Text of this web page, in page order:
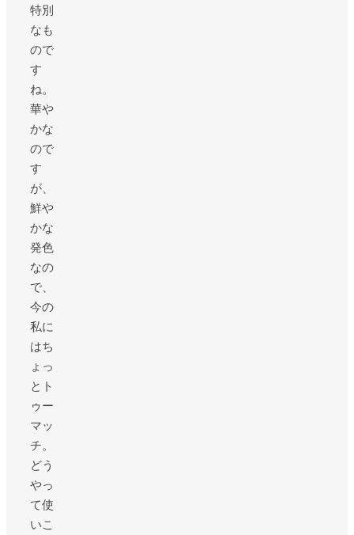
特別
なも
ので
す
ね。
華や
かな
ので
す
が、
鮮や
かな
発色
なの
で、
今の
私に
はち
ょっ
とト
ゥー
マッ
チ。
どう
やっ
て使
いこ